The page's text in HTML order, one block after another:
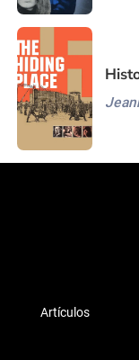
Artículos